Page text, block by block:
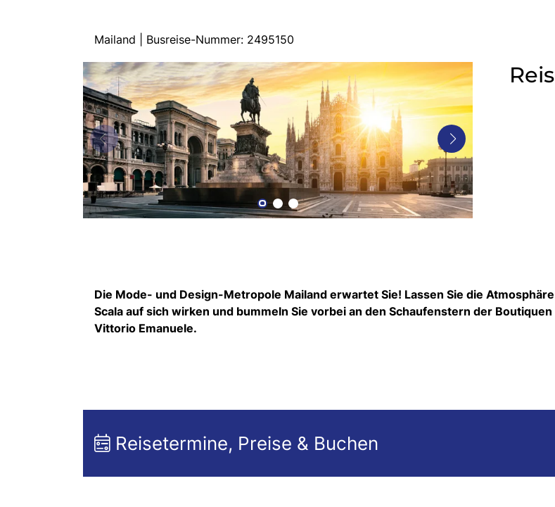
Mailand | Busreise-Nummer: 2495150
Die Mode- und Design-Metropole Mailand erwartet Sie! Lassen Sie die
Scala auf sich wirken und bummeln Sie vorbei an den Schaufenstern der Boutiquen
Vittorio Emanuele.
Reisetermine, Preise & Buchen